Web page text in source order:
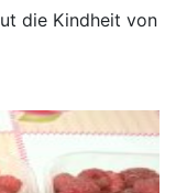
die Kindheit von